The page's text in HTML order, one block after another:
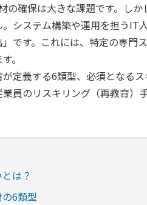
の確保は大きな課題です。し
システム構築や運用を担うIT
です。これには、特定の専門
。
定義する6類型、必須となる
員のリスキリング（再教育
は？
6類型